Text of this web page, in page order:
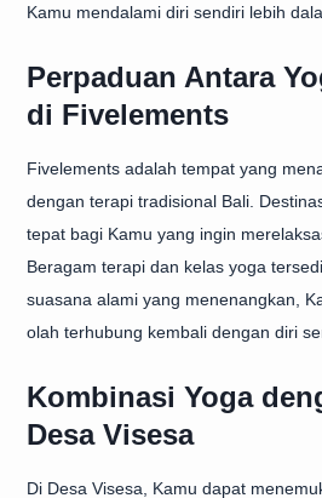
Kamu mendalami diri sendiri lebih
Perpaduan Antara
di Fivelements
Fivelements adalah tempat yang
dengan terapi tradisional Bali.
tepat bagi Kamu yang ingin
Beragam terapi dan kelas yoga
suasana alami yang menenangkan,
olah terhubung kembali dengan diri
Kombinasi Yoga
Desa Visesa
Di Desa Visesa, Kamu dapat